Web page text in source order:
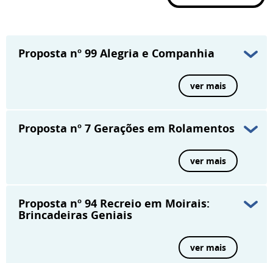
Proposta nº 99 Alegria e Companhia
ver mais
Proposta nº 7 Gerações em Rolamentos
ver mais
Proposta nº 94 Recreio em Moirais:
Brincadeiras Geniais
ver mais